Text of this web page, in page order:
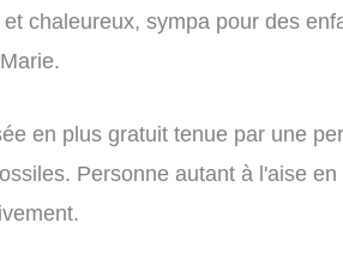
chaleureux, sympa pour des
en plus gratuit tenue par une
Personne autant à l'aise